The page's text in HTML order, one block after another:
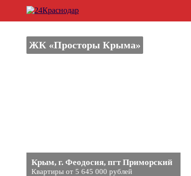
ЖК «Просторы Крыма»
Крым, г. Феодосия, пгт Приморский
Квартиры от 5 645 000 рублей